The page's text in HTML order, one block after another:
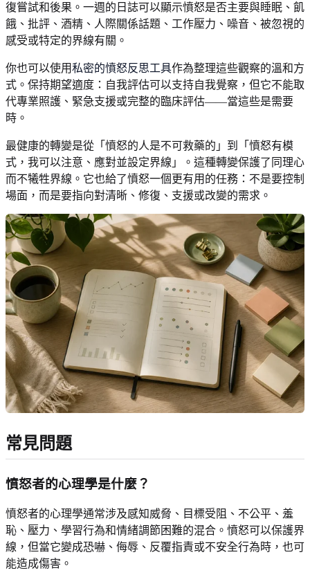
復嘗試和後果。一週的日誌可以顯示憤怒是否主要與睡眠、飢
餓、批評、酒精、人際關係話題、工作壓力、噪音、被忽視的
感受或特定的界線有關。
你也可以使用私密的憤怒反思工具作為整理這些觀察的溫和方
式。保持期望適度：自我評估可以支持自我覺察，但它不能取
代專業照護、緊急支援或完整的臨床評估——當這些是需要
時。
最健康的轉變是從「憤怒的人是不可救藥的」到「憤怒有模
式，我可以注意、應對並設定界線」。這種轉變保護了同理心
而不犧牲界線。它也給了憤怒一個更有用的任務：不是要控制
場面，而是要指向對清晰、修復、支援或改變的需求。
常見問題
憤怒者的心理學是什麼？
憤怒者的心理學通常涉及感知威脅、目標受阻、不公平、羞
恥、壓力、學習行為和情緒調節困難的混合。憤怒可以保護界
線，但當它變成恐嚇、侮辱、反覆指責或不安全行為時，也可
能造成傷害。